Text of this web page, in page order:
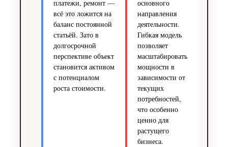
платежи, ремонт —
всё это ложится на
баланс постоянной
статьёй. Зато в
долгосрочной
перспективе объект
становится активом
с потенциалом
роста стоимости.
основного
направления
деятельности.
Гибкая модель
позволяет
масштабировать
мощности в
зависимости от
текущих
потребностей,
что особенно
ценно для
растущего
бизнеса.